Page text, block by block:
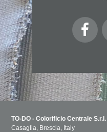
TO-DO - Colorificio Centrale S.r.l.
Casaglia, Brescia, Italy